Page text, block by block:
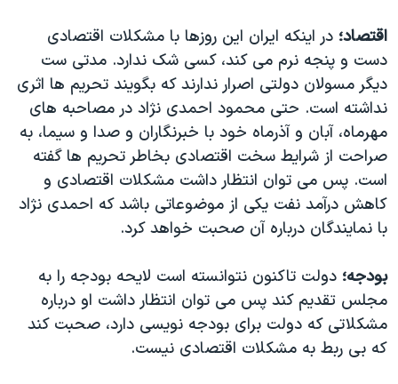
اقتصاد؛ در اینکه ایران این روزها با مشکلات اقتصادی
دست و پنجه نرم می کند، کسی شک ندارد. مدتی ست
دیگر مسولان دولتی اصرار ندارند که بگویند تحریم ها اثری
نداشته است. حتی محمود احمدی نژاد در مصاحبه های
مهرماه، آبان و آذرماه خود با خبرنگاران و صدا و سیما، به
صراحت از شرایط سخت اقتصادی بخاطر تحریم ها گفته
است. پس می توان انتظار داشت مشکلات اقتصادی و
کاهش درآمد نفت یکی از موضوعاتی باشد که احمدی نژاد
با نمایندگان درباره آن صحبت خواهد کرد.
بودجه؛ دولت تاکنون نتوانسته است لایحه بودجه را به
مجلس تقدیم کند پس می توان انتظار داشت او درباره
مشکلاتی که دولت برای بودجه نویسی دارد، صحبت کند
که بی ربط به مشکلات اقتصادی نیست.